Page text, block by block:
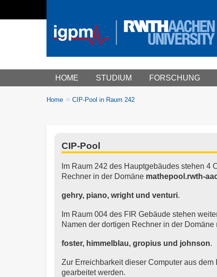
Main menu
HOME STUDIUM FORSCHUNG
Breadcrumbs
You
Home CIP-Pool in Raum 242
CIP-Pool
Im Raum 242 des Hauptgebäudes stehen 4
Rechner in der Domäne mathepool.rwth-
gehry, piano, wright und venturi.
Im Raum 004 des FIR Gebäude stehen
Namen der dortigen Rechner in der Domäne
foster, himmelblau, gropius und johnson.
Zur Erreichbarkeit dieser Computer aus
gearbeitet werden.